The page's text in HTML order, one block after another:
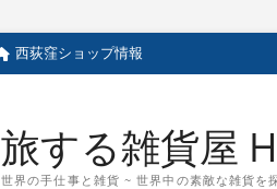
西荻窪ショップ情報
旅する雑貨屋
世界の手仕事と雑貨 ~ 世界中の素敵な雑貨を